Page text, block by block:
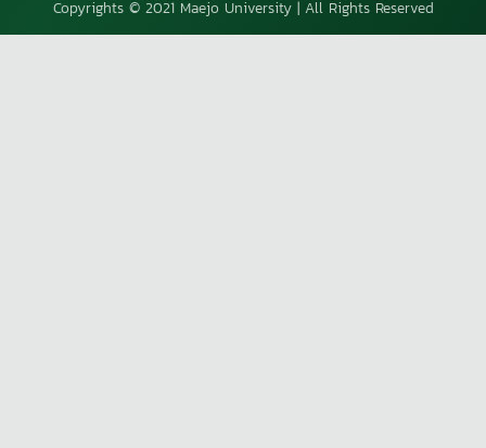
Copyrights © 2021 Maejo University | All Rights Reserved